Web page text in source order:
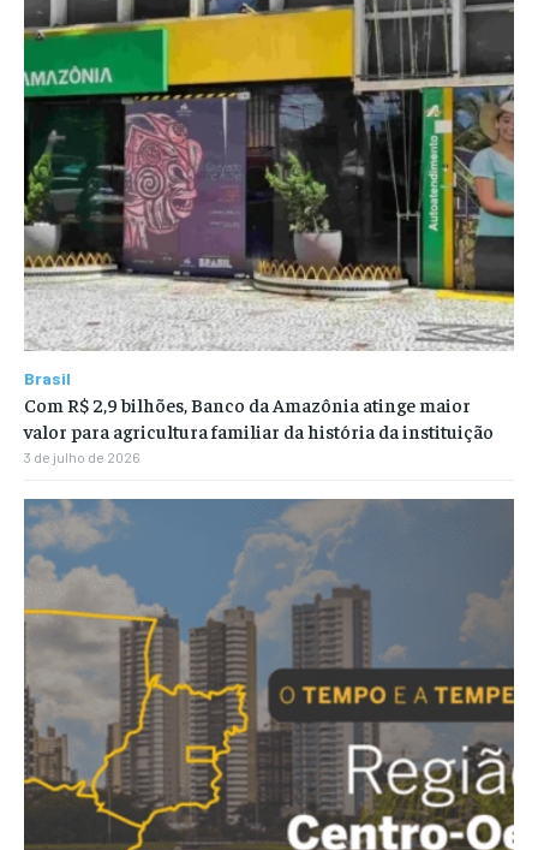
Brasil
Com R$ 2,9 bilhões, Banco da Amazônia atinge maior
valor para agricultura familiar da história da instituição
3 de julho de 2026